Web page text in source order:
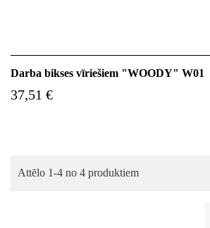
Darba bikses vīriešiem "WOODY" W01
37,51 €
Attēlo 1-4 no 4 produktiem